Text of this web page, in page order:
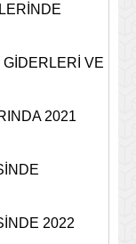
VE
2021
2022